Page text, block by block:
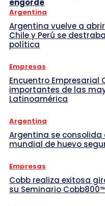
engorde
Argentina
Argentina vuelve a
Chile y Perú se
política
Empresas
Encuentro Empresarial
importantes de las
Latinoamérica
Argentina
Argentina se
mundial de huevo
Empresas
Cobb realiza exitosa
su Seminario